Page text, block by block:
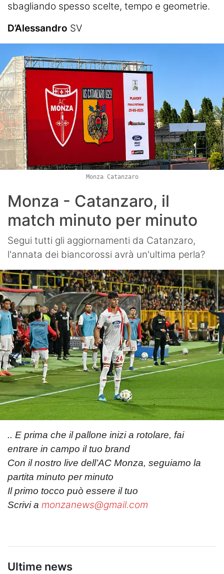
sbagliando spesso scelte, tempo e geometrie.
D’Alessandro SV
Monza Catanzaro
Monza - Catanzaro, il
match minuto per minuto
Segui tutti gli aggiornamenti da Catanzaro,
l'annata dei biancorossi avrà un'ultima perla?
.. E prima che il pallone inizi a rotolare, fai
entrare in campo il tuo brand
Con il nostro live dell’AC Monza, seguiamo la
partita minuto per minuto
Il primo tocco può essere il tuo
Scrivi a monzanews@gmail.com
Ultime news